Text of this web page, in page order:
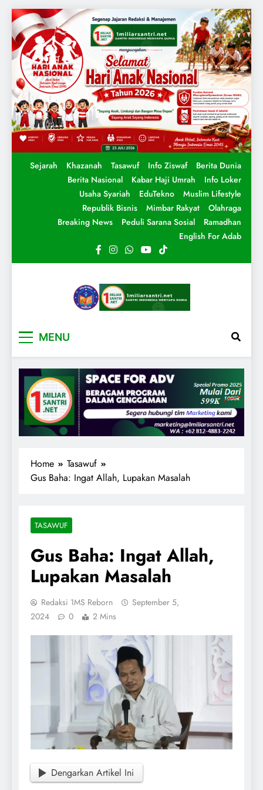
Sejarah Khazanah Tasawuf Info Ziswaf
Berita Dunia
Berita Nasional
Kabar Haji Umrah
Info Loker
Usaha Syariah
EduTekno
Muslim Lifestyle
Republik Bisnis
Mimbar Rakyat
Olahraga
Breaking News
Peduli Sarana Sosial
Ramadhan
English For Adab
MENU
Home
Tasawuf
Gus Baha: Ingat Allah, Lupakan Masalah
TASAWUF
Gus Baha: Ingat Allah,
Lupakan Masalah
Redaksi 1MS Reborn
September 5,
2024
0 2 Mins
Dengarkan Artikel Ini